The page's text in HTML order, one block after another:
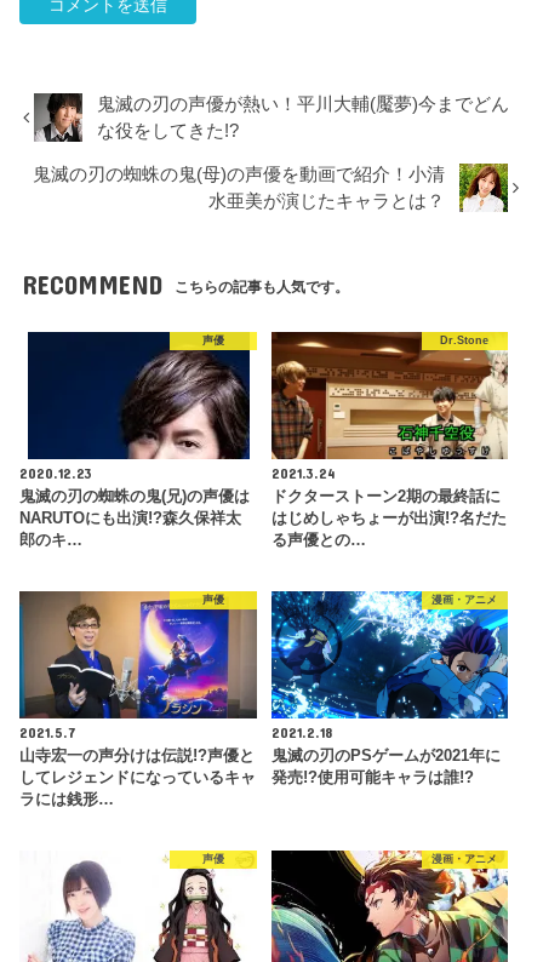
鬼滅の刃の声優が熱い！平川大輔(魘夢)今までどん
な役をしてきた!?
鬼滅の刃の蜘蛛の鬼(母)の声優を動画で紹介！小清
水亜美が演じたキャラとは？
RECOMMEND こちらの記事も人気です。
声優
2020.12.23
鬼滅の刃の蜘蛛の鬼(兄)の声優は
NARUTOにも出演!?森久保祥太
郎のキ…
Dr.Stone
2021.3.24
ドクターストーン2期の最終話に
はじめしゃちょーが出演!?名だた
る声優との…
声優
2021.5.7
山寺宏一の声分けは伝説!?声優と
してレジェンドになっているキャ
ラには銭形…
漫画・アニメ
2021.2.18
鬼滅の刃のPSゲームが2021年に
発売!?使用可能キャラは誰!?
声優 漫画・アニメ